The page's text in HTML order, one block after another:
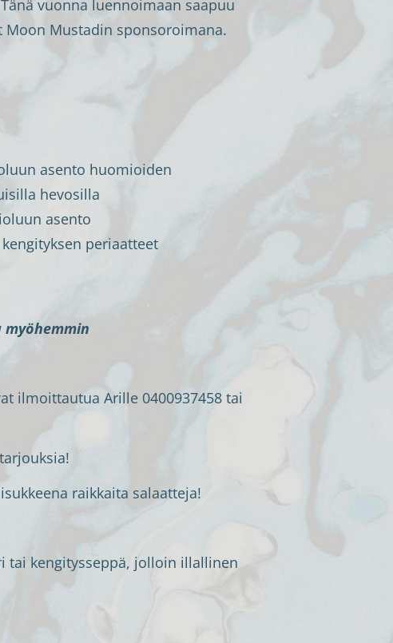
vuonna luennoimaan saapuu
Mustadin sponsoroimana.
asento huomioiden
hevosilla
asento
periaatteet
ilmoittautua Arille 0400937458 tai
raikkaita salaatteja!
tai kengitysseppä, jolloin illallinen